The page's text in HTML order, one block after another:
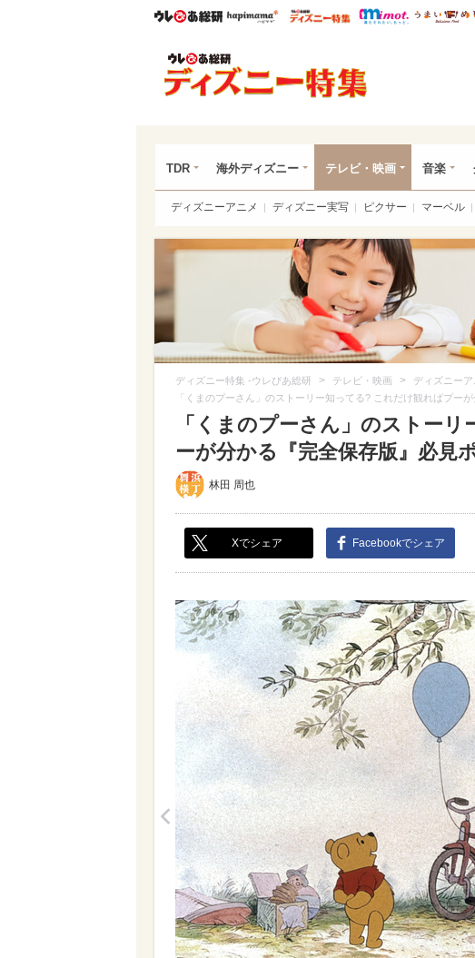
ウレぴあ総研ハピママ* ウレぴあ総研 ディ
mimot.
TDR 海外ディズニー テレビ・映画 音楽
ディズニーアニメ ディズニー実写 ピクサー マーベル
ディズニー特集 -ウレぴあ総研 > テレビ・映画 > ディズニーア
「くまのプーさん」のストーリー知ってる? これだけ観ればプー
「くまのプーさん」のストー
ーが分かる『完全保存版』必見
林田 周也
Xでシェア Facebookでシェア